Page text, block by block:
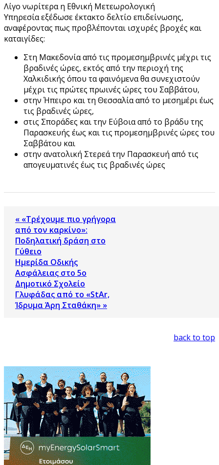
Λίγο νωρίτερα η Εθνική Μετεωρολογική
Υπηρεσία εξέδωσε έκτακτο δελτίο επιδείνωσης,
αναφέροντας πως προβλέπονται ισχυρές βροχές και
καταιγίδες:
Στη Μακεδονία από τις προμεσημβρινές μέχρι τις
βραδινές ώρες, εκτός από την περιοχή της
Χαλκιδικής όπου τα φαινόμενα θα συνεχιστούν
μέχρι τις πρώτες πρωινές ώρες του Σαββάτου,
στην Ήπειρο και τη Θεσσαλία από το μεσημέρι έως
τις βραδινές ώρες,
στις Σποράδες και την Εύβοια από το βράδυ της
Παρασκευής έως και τις προμεσημβρινές ώρες του
Σαββάτου και
στην ανατολική Στερεά την Παρασκευή από τις
απογευματινές έως τις βραδινές ώρες
« «Τρέχουμε πιο γρήγορα
από τον καρκίνο»:
Ποδηλατική δράση στο
Γύθειο
Ημερίδα Οδικής
Ασφάλειας στο 5ο
Δημοτικό Σχολείο
Γλυφάδας από το «StAr,
Ίδρυμα Άρη Σταθάκη» »
back to top